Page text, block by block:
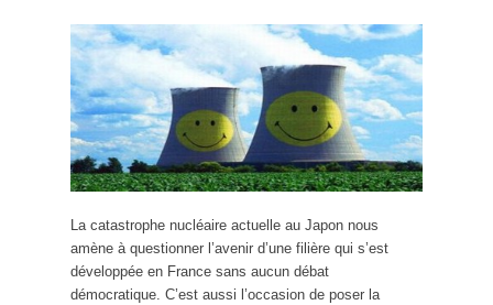
La catastrophe nucléaire actuelle au Japon nous
amène à questionner l’avenir d’une filière qui s’est
développée en France sans aucun débat
démocratique. C’est aussi l’occasion de poser la